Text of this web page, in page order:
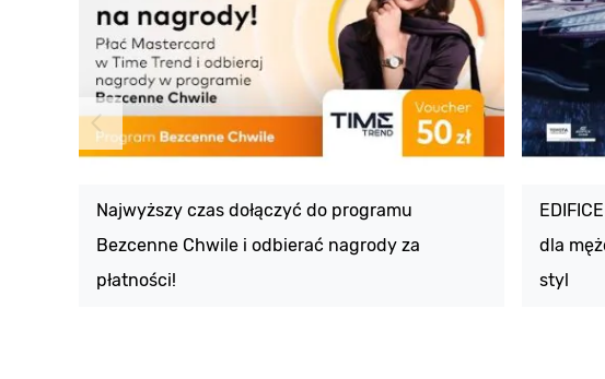
Najwyższy czas dołączyć do programu
Bezcenne Chwile i odbierać nagrody za
płatności!
dla
styl